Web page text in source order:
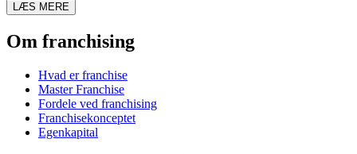
LÆS MERE
Om franchising
Hvad er franchise
Master Franchise
Fordele ved franchising
Franchisekonceptet
Egenkapital